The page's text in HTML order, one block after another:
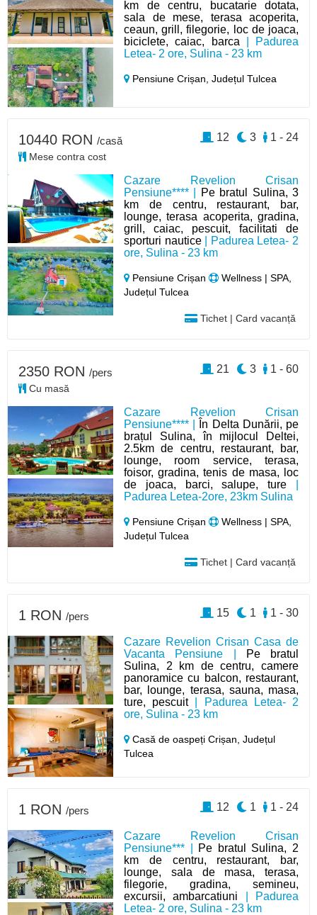
km de centru, bucatarie dotata,
sala de mese, terasa acoperita,
ceaun, grill, filegorie, loc de joaca,
biciclete, caiac, barca | Padurea
Letea- 2 ore, Sulina - 23 km
Pensiune Crișan,Județul Tulcea
Cazare Revelion Crisan
Pensiune**** |
Pe bratul Sulina, 3
km de centru, restaurant, bar,
lounge, terasa acoperita, gradina,
grill, caiac, pescuit, facilitati de
sporturi nautice| Padurea Letea- 2
ore, Sulina - 23 km
Pensiune Crișan
Wellness | SPA,
Județul Tulcea
Tichet | Card vacanță
10440 RON /casă
Mese contra cost
1 - 24
3
12
Cazare Revelion Crisan
Pensiune**** |
În Delta Dunării, pe
brațul Sulina, în mijlocul Deltei,
2.5km de centru, restaurant, bar,
lounge, room service, terasa,
foisor, gradina, tenis de masa, loc
de joaca, barci, salupe, ture
Padurea Letea-2ore, 23km Sulina
Pensiune Crișan
Wellness | SPA,
Județul Tulcea
Tichet | Card vacanță
2350 RON /pers
Cu masă
1 - 60
3
21
Cazare Revelion Crisan Casa de
Vacanta Pensiune |
Pe bratul
Sulina, 2 km de centru, camere
panoramice cu balcon, restaurant,
bar, lounge, terasa, sauna, masa,
ture, pescuit| Padurea Letea- 2
ore, Sulina - 23 km
Casă de oaspeți Crișan,Județul
Tulcea
1 RON /pers 1 - 30
1
15
Cazare Revelion Crisan
Pensiune*** |
Pe bratul Sulina, 2
km de centru, restaurant, bar,
lounge, sala de masa, terasa,
filegorie, gradina, semineu,
excursii, ambarcatiuni | Padurea
Letea- 2 ore, Sulina - 23 km
1 RON /pers 1 - 24
1
12